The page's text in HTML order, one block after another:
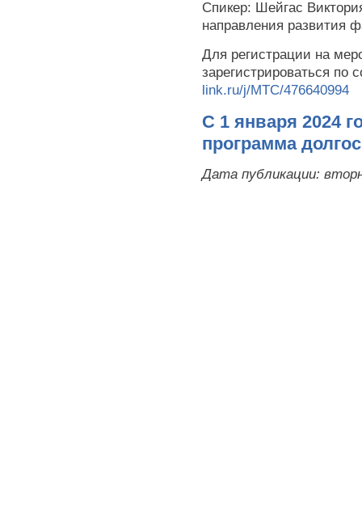
Спикер: Шейгас
направления развития
Для регистрации на
зарегистрироваться по
link.ru/j/MTC/476640994
С 1 января 2024
программа
Дата публикации: